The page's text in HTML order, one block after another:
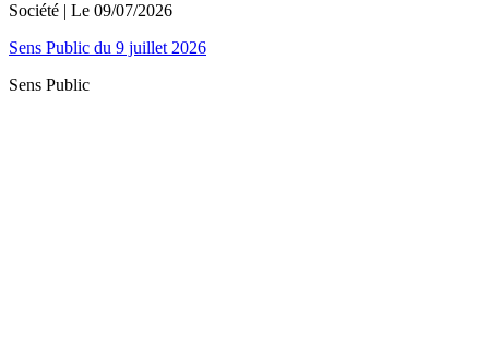
Société | Le 09/07/2026
Sens Public du 9 juillet 2026
Sens Public